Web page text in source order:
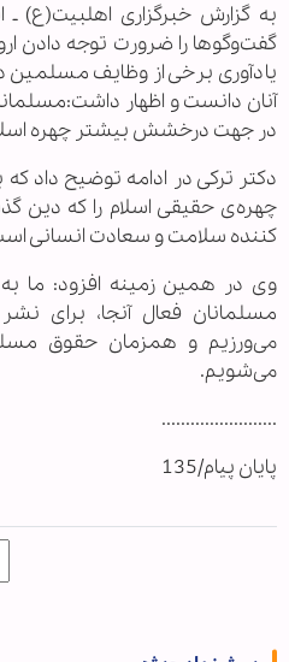
به گزارش خبرگزاری اهل‏بیت(ع) ـ
گفت‌وگوها را ضرورت توجه دادن
یادآوری برخی از وظایف
آنان دانست و اظهار
در جهت درخشش بیشتر چهره اسلام
دکتر ترکی در ادامه توضیح داد که
چهره‌ی حقیقی اسلام را که دین
کننده سلامت و سعادت انسانی
وی در همین زمینه افزود: ما به
مسلمانان فعال آنجا، برای
می‌ورزیم و همزمان حقوق
می‌شویم.
........................
پایان پیام/135